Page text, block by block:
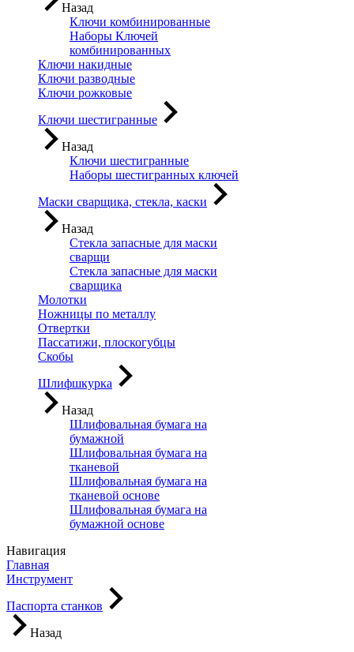
Назад
Ключи комбинированные
Наборы Ключей
комбинированных
Ключи накидные
Ключи разводные
Ключи рожковые
Ключи шестигранные
Назад
Ключи шестигранные
Наборы шестигранных ключей
Маски сварщика, стекла, каски
Назад
Стекла запасные для маски
сварщи
Стекла запасные для маски
сварщика
Молотки
Ножницы по металлу
Отвертки
Пассатижи, плоскогубцы
Скобы
Шлифшкурка
Назад
Шлифовальная бумага на
бумажной
Шлифовальная бумага на
тканевой
Шлифовальная бумага на
тканевой основе
Шлифовальная бумага на
бумажной основе
Навигация
Главная
Инструмент
Паспорта станков
Назад